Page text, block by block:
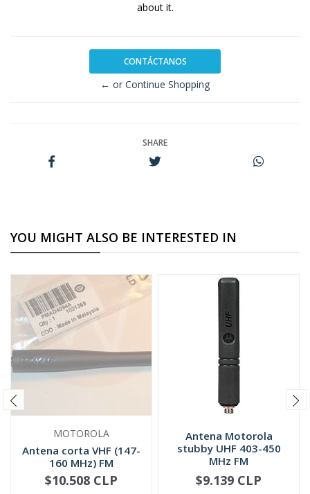
about it.
CONTÁCTANOS
← or Continue Shopping
SHARE
YOU MIGHT ALSO BE INTERESTED IN
MOTOROLA
Antena corta VHF (147-
160 MHz) FM
PMAD4094
NOT AVAILABLE
$10.508 CLP
Antena Motorola
stubby UHF 403-450
MHz FM
+
$9.139 CLP